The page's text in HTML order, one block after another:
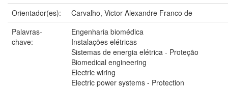
Orientador(es):
Carvalho, Victor Alexandre Franco de
Palavras-
chave:
Engenharia biomédica
Instalações elétricas
Sistemas de energia elétrica - Proteção
Biomedical engineering
Electric wiring
Electric power systems - Protection